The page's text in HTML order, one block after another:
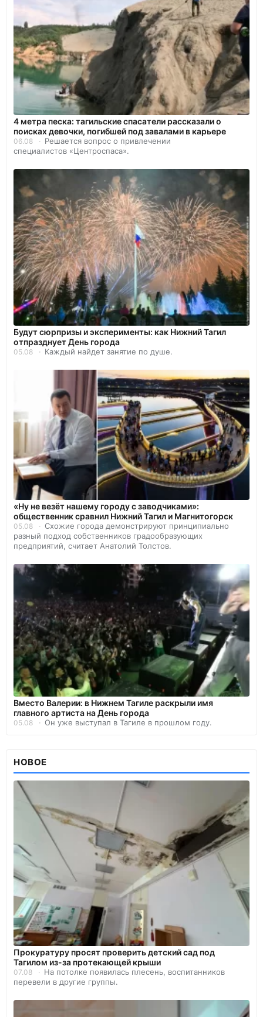
4 метра песка: тагильские спасатели рассказали о
поисках девочки, погибшей под завалами в карьере
06.08
Решается вопрос о привлечении
специалистов «Центроспаса».
Будут сюрпризы и эксперименты: как Нижний Тагил
отпразднует День города
05.08 Каждый найдет занятие по душе.
«Ну не везёт нашему городу с заводчиками»:
общественник сравнил Нижний Тагил и Магнитогорск
05.08
Схожие города демонстрируют принципиально
разный подход собственников градообразующих
предприятий, считает Анатолий Толстов.
Вместо Валерии: в Нижнем Тагиле раскрыли имя
главного артиста на День города
05.08 Он уже выступал в Тагиле в прошлом году.
НОВОЕ
Прокуратуру просят проверить детский сад под
Тагилом из-за протекающей крыши
07.08
На потолке появилась плесень, воспитанников
перевели в другие группы.